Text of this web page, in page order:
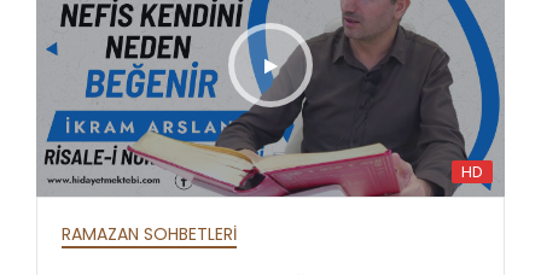
HD
RAMAZAN SOHBETLERİ